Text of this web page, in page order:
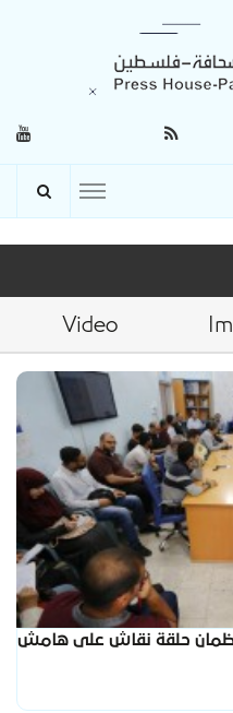
Video
ينظمان حلقة نقاش على هامش